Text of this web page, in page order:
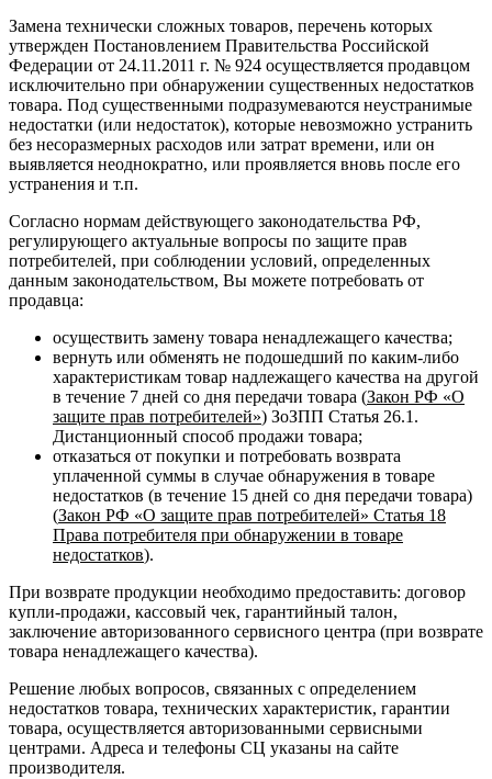
Замена технически сложных товаров, перечень которых
утвержден Постановлением Правительства Российской
Федерации от 24.11.2011 г. № 924 осуществляется продавцом
исключительно при обнаружении существенных недостатков
товара. Под существенными подразумеваются неустранимые
недостатки (или недостаток), которые невозможно устранить
без несоразмерных расходов или затрат времени, или он
выявляется неоднократно, или проявляется вновь после его
устранения и т.п.
Согласно нормам действующего законодательства РФ,
регулирующего актуальные вопросы по защите прав
потребителей, при соблюдении условий, определенных
данным законодательством, Вы можете потребовать от
продавца:
осуществить замену товара ненадлежащего качества;
вернуть или обменять не подошедший по каким-либо
характеристикам товар надлежащего качества на другой
в течение 7 дней со дня передачи товара (Закон РФ «О
защите прав потребителей») ЗоЗПП Статья 26.1.
Дистанционный способ продажи товара;
отказаться от покупки и потребовать возврата
уплаченной суммы в случае обнаружения в товаре
недостатков (в течение 15 дней со дня передачи товара)
(Закон РФ «О защите прав потребителей» Статья 18
Права потребителя при обнаружении в товаре
недостатков).
При возврате продукции необходимо предоставить: договор
купли-продажи, кассовый чек, гарантийный талон,
заключение авторизованного сервисного центра (при возврате
товара ненадлежащего качества).
Решение любых вопросов, связанных с определением
недостатков товара, технических характеристик, гарантии
товара, осуществляется авторизованными сервисными
центрами. Адреса и телефоны СЦ указаны на сайте
производителя.